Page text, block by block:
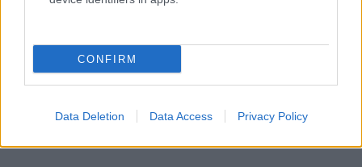
CONFIRM
Data Deletion Data Access Privacy Policy